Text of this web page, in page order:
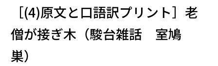
［(4)原文と口語訳プリント］老
僧が接ぎ木（駿台雑話 室鳩
巣）